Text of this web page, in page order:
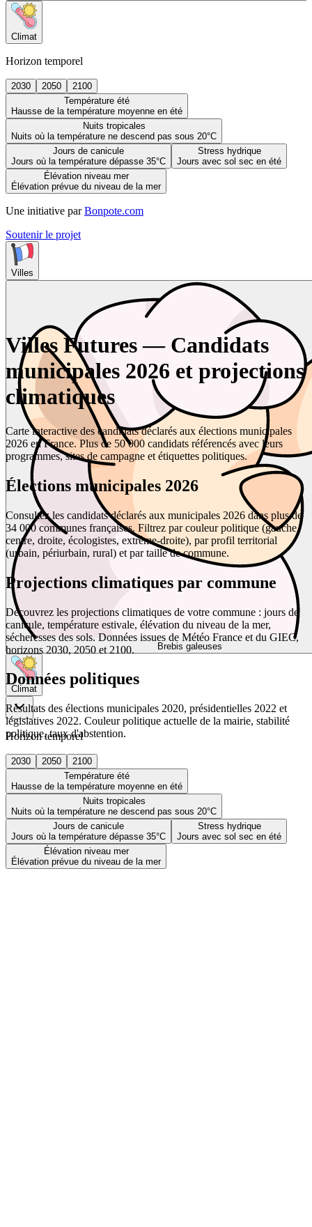
Climat
Horizon temporel
2030 2050
2100
Température été
Hausse de la température moyenne en été
Nuits tropicales
Nuits où la température ne descend pas sous 20°C
Jours de canicule
Jours où la température dépasse 35°C
Stress hydrique
Jours avec sol sec en été
Élévation niveau mer
Élévation prévue du niveau de la mer
Une initiative par Bonpote.com
Soutenir le projet
Villes
Brebis galeuses
Climat
Horizon temporel
2030 2050
2100
Température été
Hausse de la température moyenne en été
Nuits tropicales
Nuits où la température ne descend pas sous 20°C
Jours de canicule
Jours où la température dépasse 35°C
Stress hydrique
Jours avec sol sec en été
Élévation niveau mer
Élévation prévue du niveau de la mer
Villes Futures — Candidats
municipales 2026 et projections
climatiques
Carte interactive des candidats déclarés aux élections municipales
2026 en France. Plus de 50 000 candidats référencés avec leurs
programmes, sites de campagne et étiquettes politiques.
Élections municipales 2026
Consultez les candidats déclarés aux municipales 2026 dans plus de
34 000 communes françaises. Filtrez par couleur politique (gauche,
centre, droite, écologistes, extrême-droite), par profil territorial
(urbain, périurbain, rural) et par taille de commune.
Projections climatiques par commune
Découvrez les projections climatiques de votre commune : jours de
canicule, température estivale, élévation du niveau de la mer,
sécheresses des sols. Données issues de Météo France et du GIEC,
horizons 2030, 2050 et 2100.
Données politiques
Résultats des élections municipales 2020, présidentielles 2022 et
législatives 2022. Couleur politique actuelle de la mairie, stabilité
politique, taux d'abstention.